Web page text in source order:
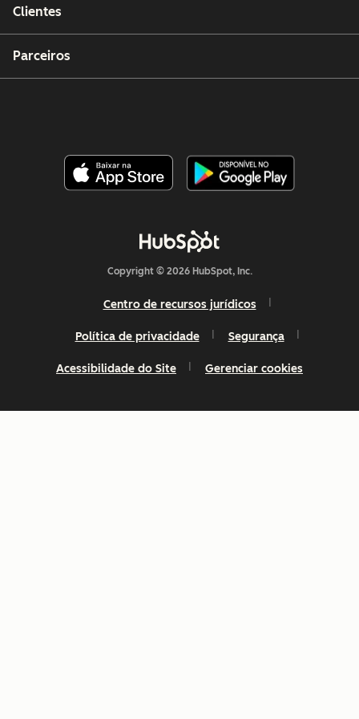
Clientes
Parceiros
Copyright © 2026 HubSpot, Inc.
Centro de recursos jurídicos
Política de privacidade Segurança
Acessibilidade do Site Gerenciar cookies